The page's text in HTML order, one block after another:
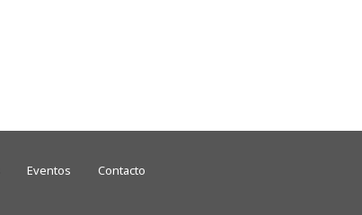
Eventos Contacto